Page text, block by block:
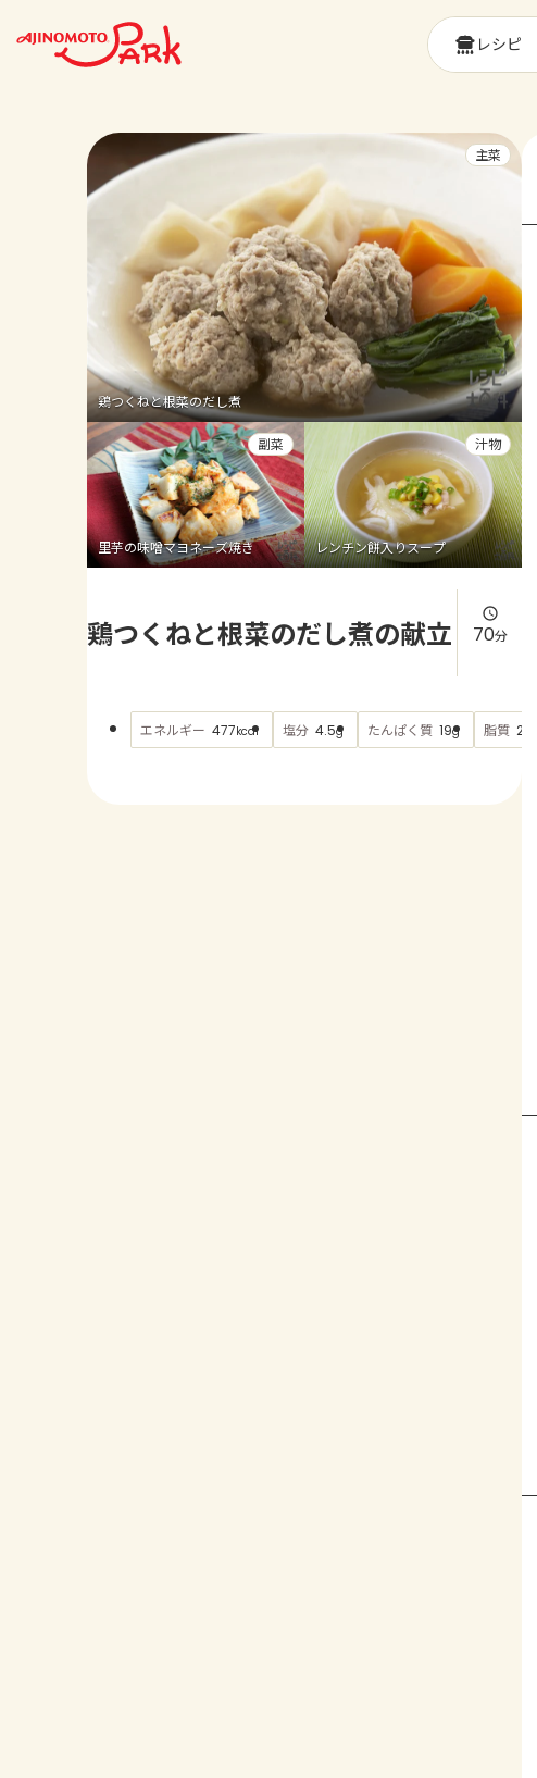
レシピ
鶏つくねと根菜のだし煮
主菜
里芋の味噌マヨネーズ焼き
副菜
レンチン餅入りスープ
汁物
鶏つくねと根菜のだし煮の献立 70分
エネルギー 477kcal 塩分 4.5g たんぱく質 19g 脂質 20.9